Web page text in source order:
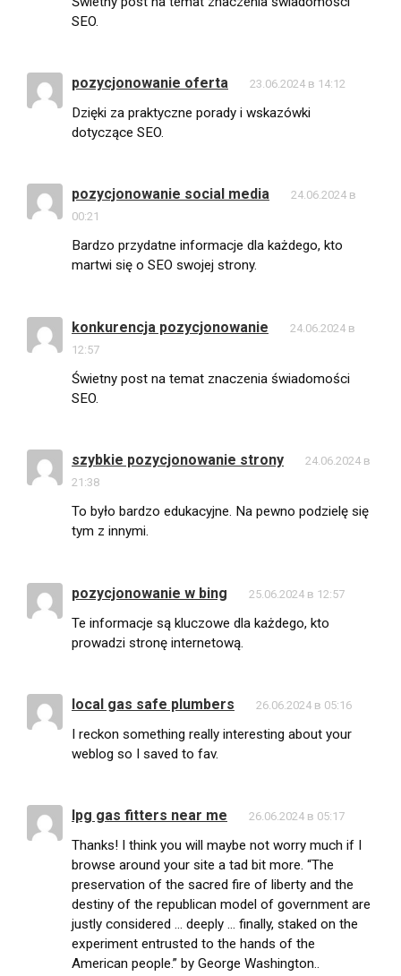
SEO.
pozycjonowanie oferta 23.06.2024 в 14:12
Dzięki za praktyczne porady i wskazówki
dotyczące SEO.
pozycjonowanie social media
24.06.2024 в
00:21
Bardzo przydatne informacje dla każdego, kto
martwi się o SEO swojej strony.
konkurencja pozycjonowanie
24.06.2024 в
12:57
Świetny post na temat znaczenia świadomości
SEO.
szybkie pozycjonowanie strony
24.06.2024 в
21:38
To było bardzo edukacyjne. Na pewno podzielę się
tym z innymi.
pozycjonowanie w bing 25.06.2024 в 12:57
Te informacje są kluczowe dla każdego, kto
prowadzi stronę internetową.
local gas safe plumbers 26.06.2024 в 05:16
I reckon something really interesting about your
weblog so I saved to fav.
lpg gas fitters near me 26.06.2024 в 05:17
Thanks! I think you will maybe not worry much if I
browse around your site a tad bit more. “The
preservation of the sacred fire of liberty and the
destiny of the republican model of government are
justly considered … deeply … finally, staked on the
experiment entrusted to the hands of the
American people.” by George Washington..